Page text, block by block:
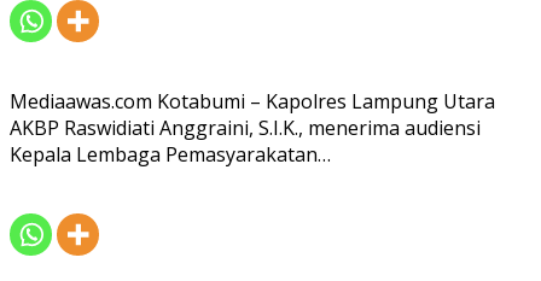
Mediaawas.com Kotabumi – Kapolres Lampung Utara
AKBP Raswidiati Anggraini, S.I.K., menerima audiensi
Kepala Lembaga Pemasyarakatan…